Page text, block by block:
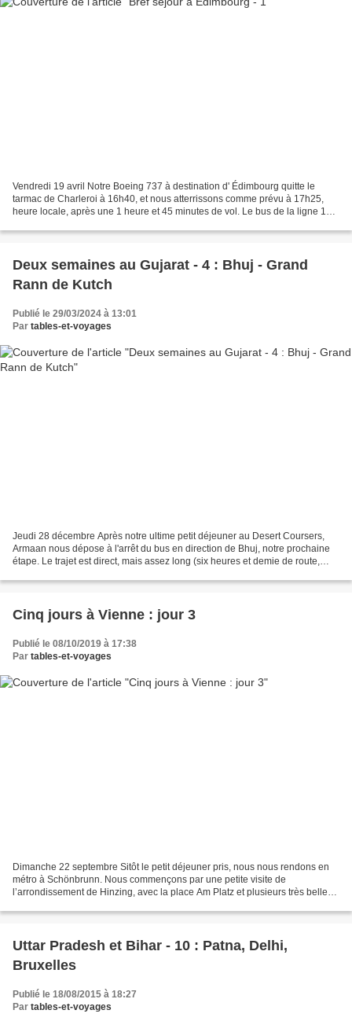
Vendredi 19 avril Notre Boeing 737 à destination d' Édimbourg quitte le
tarmac de Charleroi à 16h40, et nous atterrissons comme prévu à 17h25,
heure locale, après une 1 heure et 45 minutes de vol. Le bus de la ligne 100
Deux semaines au Gujarat - 4 : Bhuj - Grand
Rann de Kutch
Publié le 29/03/2024 à 13:01
Par tables-et-voyages
Jeudi 28 décembre Après notre ultime petit déjeuner au Desert Coursers,
Armaan nous dépose à l'arrêt du bus en direction de Bhuj, notre prochaine
étape. Le trajet est direct, mais assez long (six heures et demie de route,
Cinq jours à Vienne : jour 3
Publié le 08/10/2019 à 17:38
Par tables-et-voyages
Dimanche 22 septembre Sitôt le petit déjeuner pris, nous nous rendons en
métro à Schönbrunn. Nous commençons par une petite visite de
l’arrondissement de Hinzing, avec la place Am Platz et plusieurs très belles
Uttar Pradesh et Bihar - 10 : Patna, Delhi,
Bruxelles
Publié le 18/08/2015 à 18:27
Par tables-et-voyages